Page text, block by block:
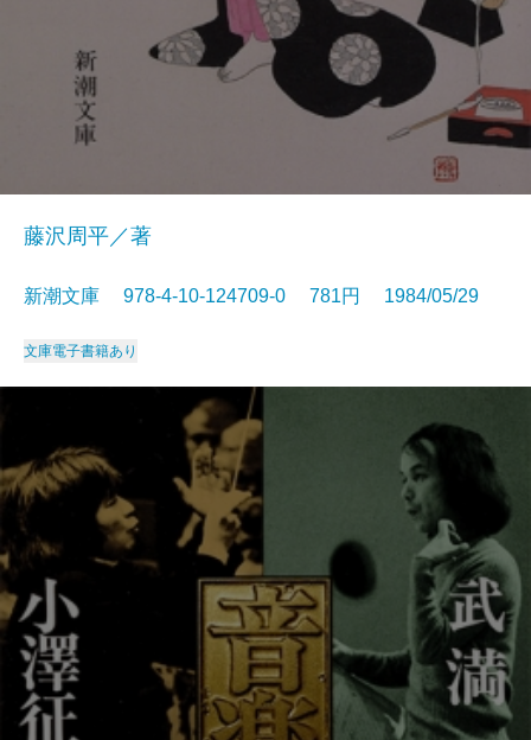
藤沢周平／著
新潮文庫 978-4-10-124709-0 781円 1984/05/29
文庫電子書籍あり